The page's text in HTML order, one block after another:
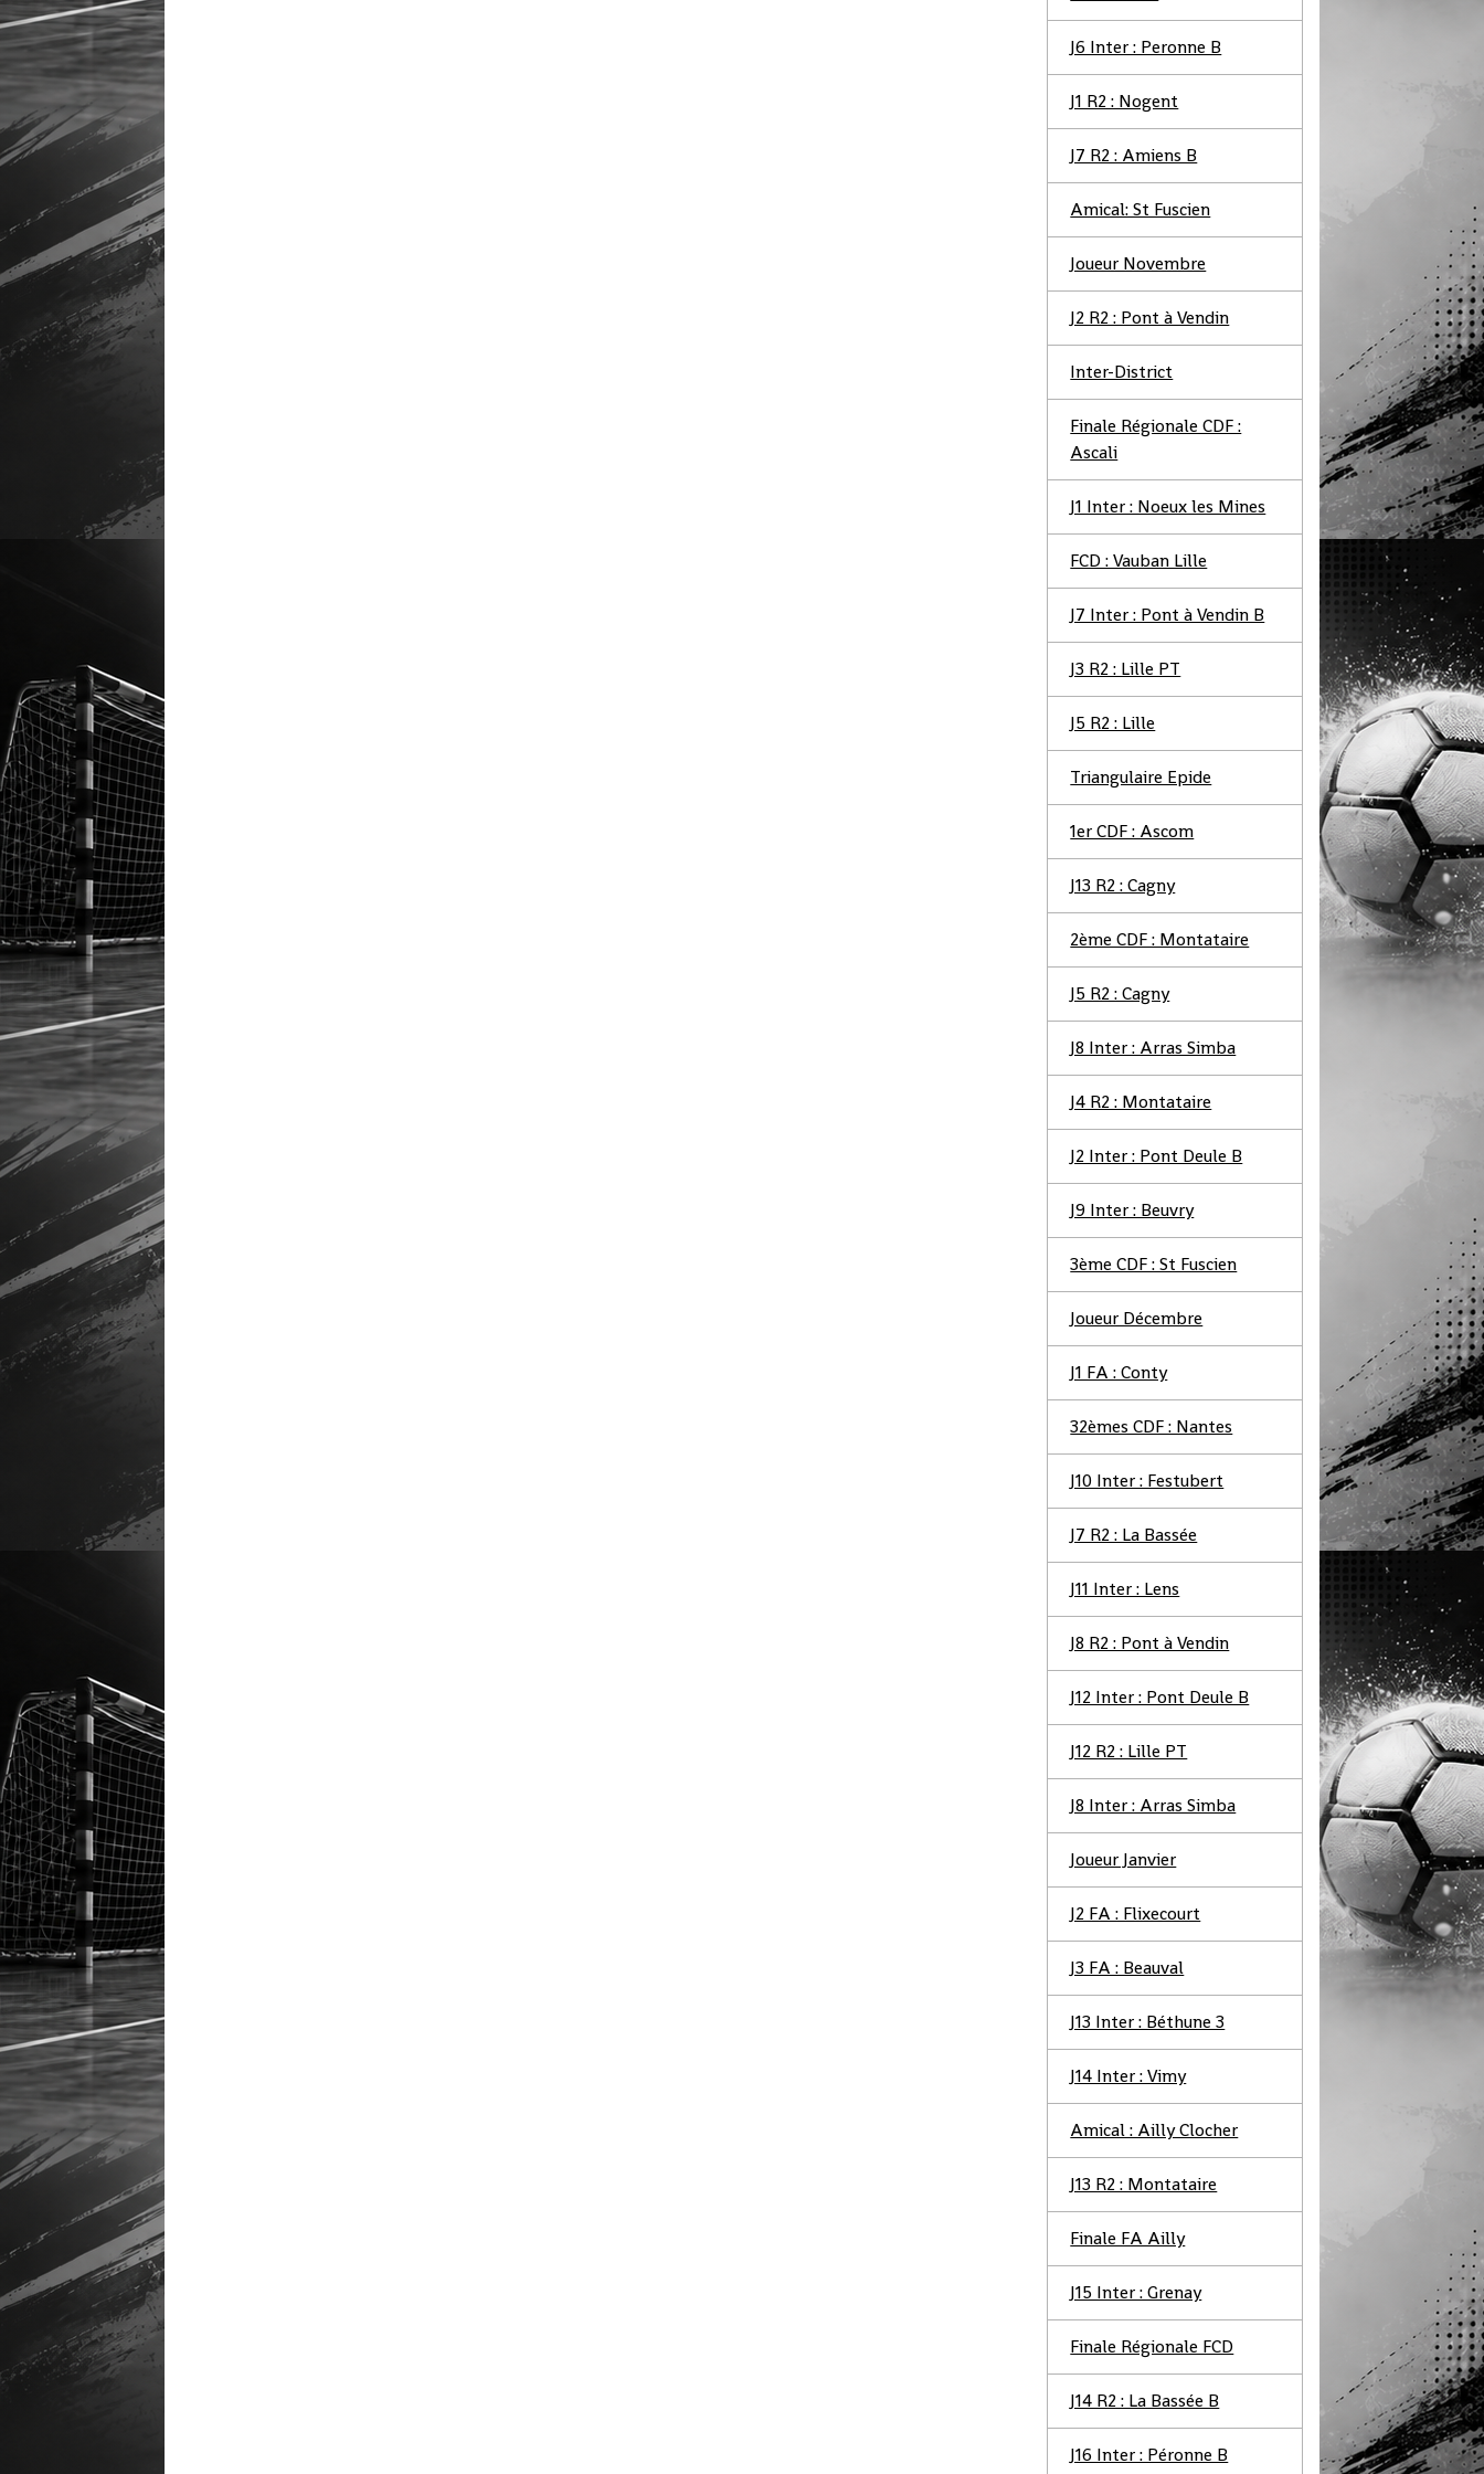
J6 Inter : Peronne B
J1 R2 : Nogent
J7 R2 : Amiens B
Amical: St Fuscien
Joueur Novembre
J2 R2 : Pont à Vendin
Inter-District
Finale Régionale CDF :
Ascali
J1 Inter : Noeux les Mines
FCD : Vauban Lille
J7 Inter : Pont à Vendin B
J3 R2 : Lille PT
J5 R2 : Lille
Triangulaire Epide
1er CDF : Ascom
J13 R2 : Cagny
2ème CDF : Montataire
J5 R2 : Cagny
J8 Inter : Arras Simba
J4 R2 : Montataire
J2 Inter : Pont Deule B
J9 Inter : Beuvry
3ème CDF : St Fuscien
Joueur Décembre
J1 FA : Conty
32èmes CDF : Nantes
J10 Inter : Festubert
J7 R2 : La Bassée
J11 Inter : Lens
J8 R2 : Pont à Vendin
J12 Inter : Pont Deule B
J12 R2 : Lille PT
J8 Inter : Arras Simba
Joueur Janvier
J2 FA : Flixecourt
J3 FA : Beauval
J13 Inter : Béthune 3
J14 Inter : Vimy
Amical : Ailly Clocher
J13 R2 : Montataire
Finale FA Ailly
J15 Inter : Grenay
Finale Régionale FCD
J14 R2 : La Bassée B
J16 Inter : Péronne B